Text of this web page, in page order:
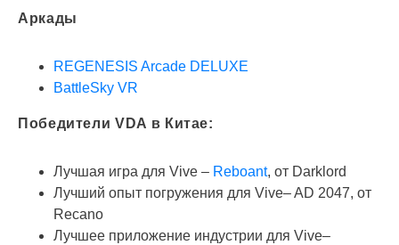
Аркады
REGENESIS Arcade DELUXE
BattleSky VR
Победители VDA в Китае:
Лучшая игра для Vive – Reboant, от Darklord
Лучший опыт погружения для Vive– AD 2047, от
Recano
Лучшее приложение индустрии для Vive–